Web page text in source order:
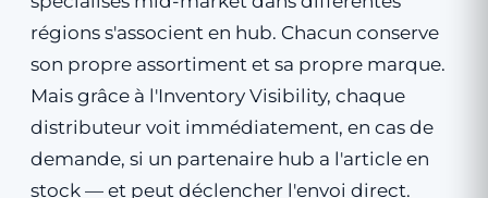
régions s'associent en hub. Chacun conserve
son propre assortiment et sa propre marque.
Mais grâce à l'Inventory Visibility, chaque
distributeur voit immédiatement, en cas de
demande, si un partenaire hub a l'article en
stock — et peut déclencher l'envoi direct.